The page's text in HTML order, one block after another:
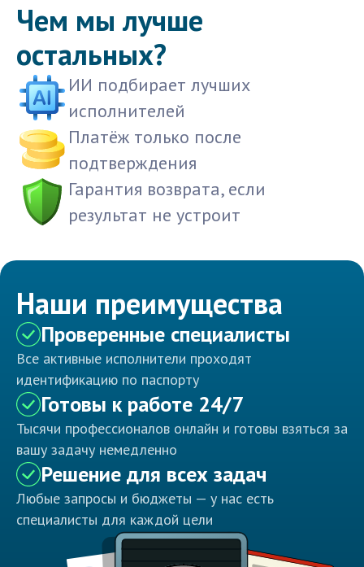
Чем мы лучше
остальных?
ИИ подбирает лучших
исполнителей
Платёж только после
подтверждения
Гарантия возврата, если
результат не устроит
Наши преимущества
Проверенные специалисты
Все активные исполнители проходят
идентификацию по паспорту
Готовы к работе 24/7
Тысячи профессионалов онлайн и готовы взяться за
вашу задачу немедленно
Решение для всех задач
Любые запросы и бюджеты — у нас есть
специалисты для каждой цели